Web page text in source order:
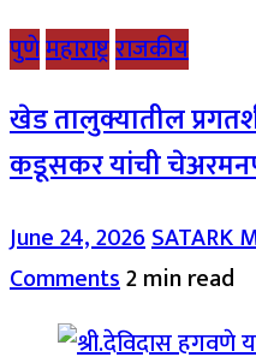
पुणेमहाराष्ट्रराजकीय
खेड तालुक्यातील
कडूसकर यांची
June 24, 2026SATARK
Comments2 min read